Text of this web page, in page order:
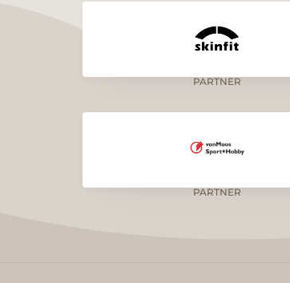
PARTNER
PARTNER